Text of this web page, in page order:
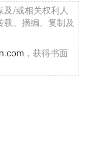
及/或相关权利人
、摘编、复制及
，获得书面